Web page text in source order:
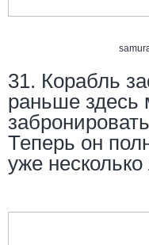
31. Корабль
раньше
Теперь он
уже несколько